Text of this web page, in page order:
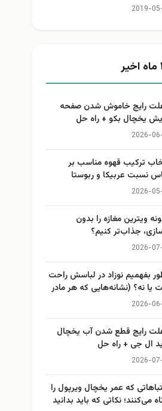
2019-
علت رایج خاموش شدن صفحه
یخچال بکو + راه حل
2026-
ترکیب قهوه مناسب بر
نسبت عربیکا و ربوستا
2026-
ویترین مغازه را بدون
جذاب‌تر کنیم؟
2026-
بفهمیم نوزاد در لباسش راحت
یا نه؟ (نشانه‌هایی که هر مادر
بداند)
2026-
علت رایج قطع شدن آب یخچال
ال جی + راه حل
2026-
که عمر یخچال ویرپول را
می‌کنند؛ نکاتی که باید بدانید